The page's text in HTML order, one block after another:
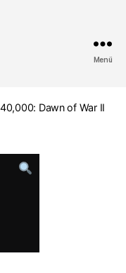
Menü
Dawn of War II